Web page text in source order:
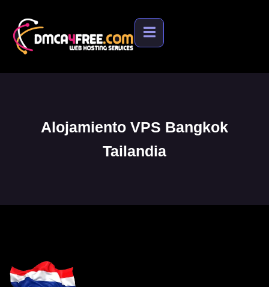
Alojamiento VPS Bangkok
Tailandia